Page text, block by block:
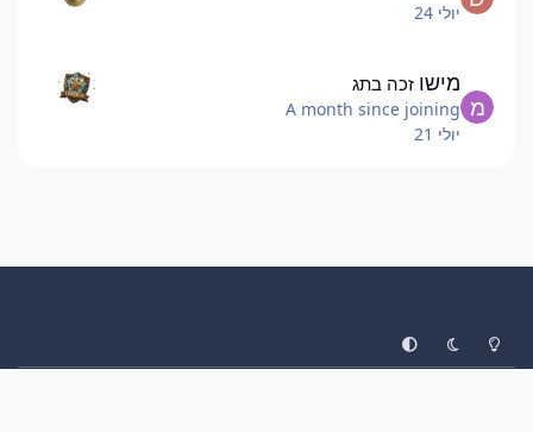
יולי 24
מישו זכה בתג
A month since joining
יולי 21
Light Mode
Dark Mode
System Preference